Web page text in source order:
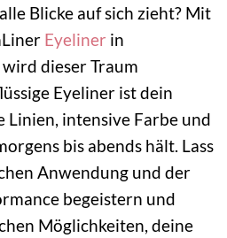
Blicke auf sich zieht? Mit
Eyeliner in
dieser Traum
Eyeliner ist dein
Linien, intensive Farbe und
bis abends hält. Lass
Anwendung und der
begeistern und
Möglichkeiten, deine